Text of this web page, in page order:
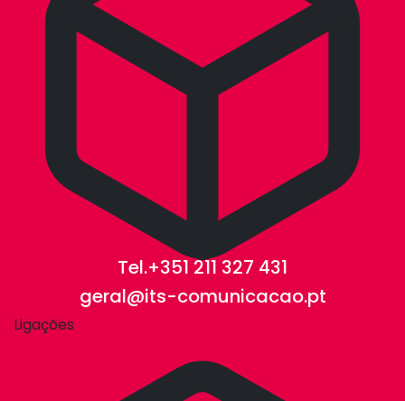
Tel.+351 211 327 431
geral@its-comunicacao.pt
Ligações